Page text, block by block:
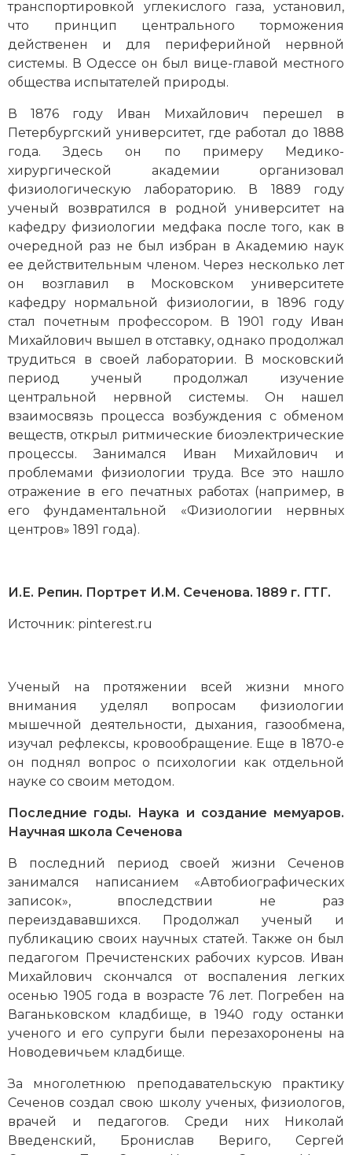
транспортировкой углекислого газа, установил,
что принцип центрального торможения
действенен и для периферийной нервной
системы. В Одессе он был вице-главой местного
общества испытателей природы.
В 1876 году Иван Михайлович перешел в
Петербургский университет, где работал до 1888
года. Здесь он по примеру Медико-
хирургической академии организовал
физиологическую лабораторию. В 1889 году
ученый возвратился в родной университет на
кафедру физиологии медфака после того, как в
очередной раз не был избран в Академию наук
ее действительным членом. Через несколько лет
он возглавил в Московском университете
кафедру нормальной физиологии, в 1896 году
стал почетным профессором. В 1901 году Иван
Михайлович вышел в отставку, однако продолжал
трудиться в своей лаборатории. В московский
период ученый продолжал изучение
центральной нервной системы. Он нашел
взаимосвязь процесса возбуждения с обменом
веществ, открыл ритмические биоэлектрические
процессы. Занимался Иван Михайлович и
проблемами физиологии труда. Все это нашло
отражение в его печатных работах (например, в
его фундаментальной «Физиологии нервных
центров» 1891 года).
И.Е. Репин. Портрет И.М. Сеченова. 1889 г. ГТГ.
Источник: pinterest.ru
Ученый на протяжении всей жизни много
внимания уделял вопросам физиологии
мышечной деятельности, дыхания, газообмена,
изучал рефлексы, кровообращение. Еще в 1870-е
он поднял вопрос о психологии как отдельной
науке со своим методом.
Последние годы. Наука и создание мемуаров.
Научная школа Сеченова
В последний период своей жизни Сеченов
занимался написанием «Автобиографических
записок», впоследствии не раз
переиздававшихся. Продолжал ученый и
публикацию своих научных статей. Также он был
педагогом Пречистенских рабочих курсов. Иван
Михайлович скончался от воспаления легких
осенью 1905 года в возрасте 76 лет. Погребен на
Ваганьковском кладбище, в 1940 году останки
ученого и его супруги были перезахоронены на
Новодевичьем кладбище.
За многолетнюю преподавательскую практику
Сеченов создал свою школу ученых, физиологов,
врачей и педагогов. Среди них Николай
Введенский, Бронислав Вериго, Сергей